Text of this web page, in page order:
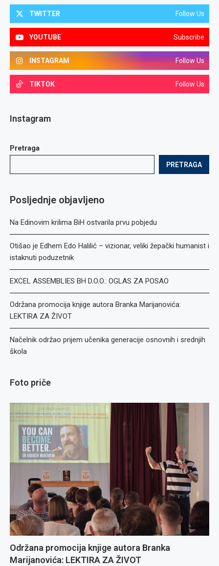
TWITTER Follow Us
YOUTUBE Subscribe
INSTAGRAM Follow Us
TIKTOK Follow Us
Instagram
Pretraga
PRETRAGA
Posljednje objavljeno
Na Edinovim krilima BiH ostvarila prvu pobjedu
Otišao je Edhem Edo Halilić – vizionar, veliki žepački humanist i
istaknuti poduzetnik
EXCEL ASSEMBLIES BH D.O.O.: OGLAS ZA POSAO
Održana promocija knjige autora Branka Marijanovića:
LEKTIRA ZA ŽIVOT
Načelnik održao prijem učenika generacije osnovnih i srednjih
škola
Foto priče
Održana promocija knjige autora Branka
Marijanovića: LEKTIRA ZA ŽIVOT